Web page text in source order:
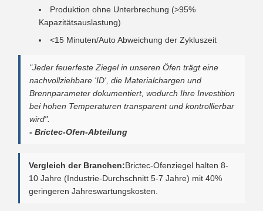
Produktion ohne Unterbrechung (>95%
Kapazitätsauslastung)
<15 Minuten/Auto Abweichung der Zykluszeit
"Jeder feuerfeste Ziegel in unseren Öfen trägt eine
nachvollziehbare 'ID', die Materialchargen und
Brennparameter dokumentiert, wodurch Ihre Investition
bei hohen Temperaturen transparent und kontrollierbar
wird".
- Brictec-Ofen-Abteilung
Vergleich der Branchen:Brictec-Ofenziegel halten 8-
10 Jahre (Industrie-Durchschnitt 5-7 Jahre) mit 40%
geringeren Jahreswartungskosten.